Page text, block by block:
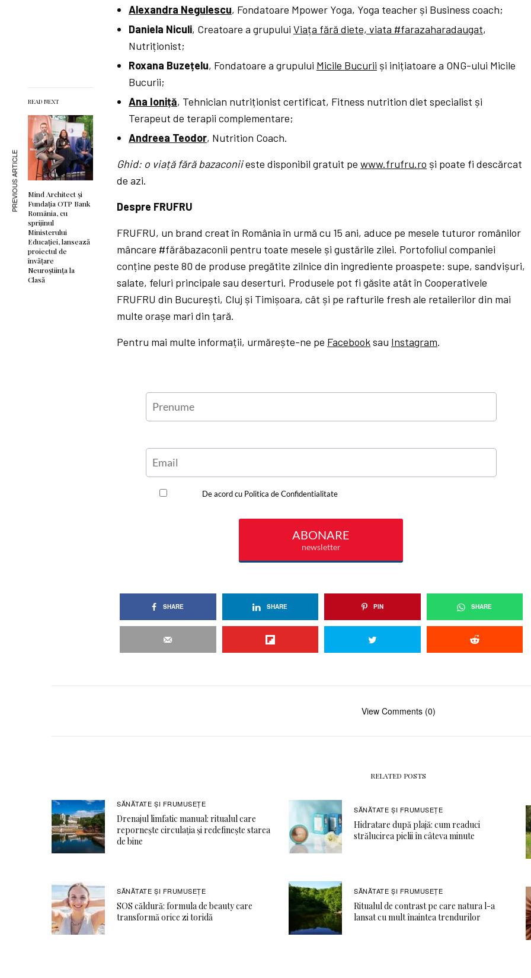
READ NEXT
Mind Architect și
Fundația OTP Bank
România, cu
sprijinul
Ministerului
Educației, lansează
proiectul de
învățare
Neuroștiința la
Clasă
Alexandra Negulescu, Fondatoare Mpower Yoga, Yoga teacher și Business coach;
Daniela Niculi, Creatoare a grupului Viața fără diete, viata #farazaharadaugat,
Nutriționist;
Roxana Buzețelu, Fondatoare a grupului Micile Bucurii și inițiatoare a ONG-ului Micile
Bucurii;
Ana Ioniță, Tehnician nutriționist certificat, Fitness nutrition diet specialist și
Terapeut de terapii complementare;
Andreea Teodor, Nutrition Coach.
Ghid: o viațăfărăbazaconiieste disponibil gratuit pewww.frufru.ro și poate fi descărcat
de azi.
Despre FRUFRU
FRUFRU, un brand creat în România în urmă cu 15 ani, aduce pe mesele tuturor românilor
mâncare #fărăbazaconii pentru toate mesele și gustările zilei. Portofoliul companiei
conține peste 80 de produse pregătite zilnice din ingrediente proaspete: supe, sandvișuri,
salate, feluri principale sau deserturi. Produsele pot fi găsite atât în Cooperativele
FRUFRU din București, Cluj și Timișoara, cât și pe rafturile fresh ale retailerilor din mai
multe orașe mari din țară.
Pentru mai multe informații, urmărește-ne pe Facebooksau Instagram.
SHARE SHARE PIN SHARE
PREVIOUS ARTICLE
View Comments (0)
RELATED POSTS
SĂNĂTATE ŞI FRUMUSEȚE
Drenajul limfatic manual: ritualul care
repornește circulația și redefinește starea
de bine
SĂNĂTATE ŞI FRUMUSEȚE
Hidratare după plajă: cum readuci
strălucirea pielii în câteva minute
SĂNĂTATE ŞI FRUMUSEȚE
SOS căldură: formula de beauty care
transformă orice zi toridă
SĂNĂTATE ŞI FRUMUSEȚE
Ritualul de contrast pe care natura l-a
lansat cu mult înaintea trendurilor